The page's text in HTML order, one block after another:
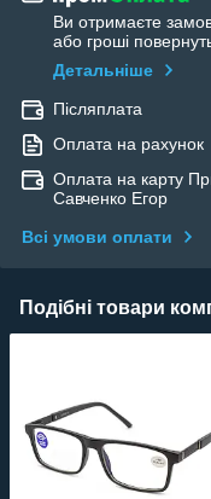
Ви отримаєте
або гроші
Детальніше
Післяплата
Оплата на рахунок
Оплата на карту
Савченко Егор
Всі умови оплати
Подібні товари